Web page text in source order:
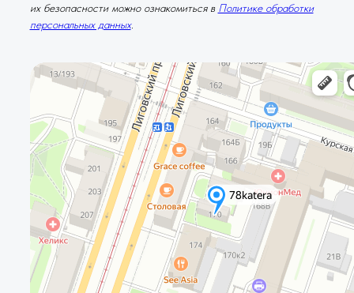
их безопасности можно ознакомиться в Политике обработки
персональных данных.